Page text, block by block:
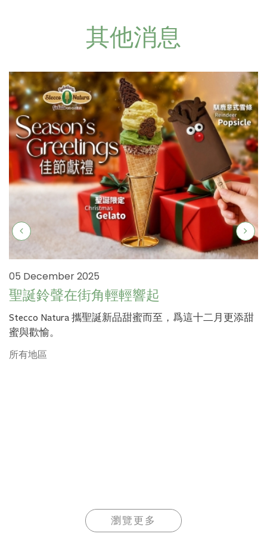
其他消息
05 December 2025
聖誕鈴聲在街角輕輕響起
Stecco Natura 攜聖誕新品甜蜜而至，爲這十二月更添甜
蜜與歡愉。
所有地區
瀏覽更多